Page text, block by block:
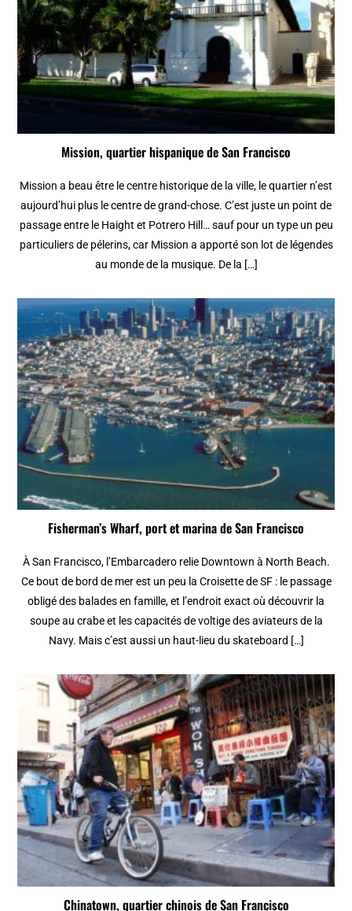
Mission, quartier hispanique de San Francisco
Mission a beau être le centre historique de la ville, le quartier n’est
aujourd’hui plus le centre de grand-chose. C’est juste un point de
passage entre le Haight et Potrero Hill… sauf pour un type un peu
particuliers de pélerins, car Mission a apporté son lot de légendes
au monde de la musique. De la […]
Fisherman’s Wharf, port et marina de San Francisco
À San Francisco, l’Embarcadero relie Downtown à North Beach.
Ce bout de bord de mer est un peu la Croisette de SF : le passage
obligé des balades en famille, et l’endroit exact où découvrir la
soupe au crabe et les capacités de voltige des aviateurs de la
Navy. Mais c’est aussi un haut-lieu du skateboard […]
Chinatown, quartier chinois de San Francisco